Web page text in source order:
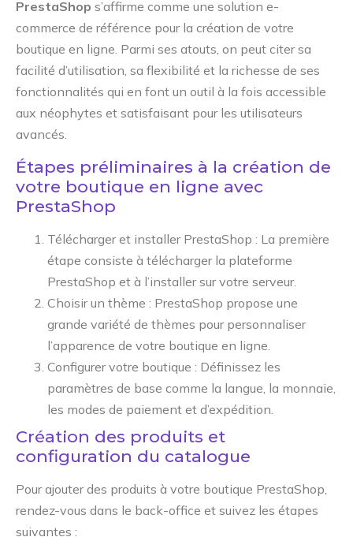
PrestaShop s’affirme comme une solution e-
commerce de référence pour la création de votre
boutique en ligne. Parmi ses atouts, on peut citer sa
facilité d’utilisation, sa flexibilité et la richesse de ses
fonctionnalités qui en font un outil à la fois accessible
aux néophytes et satisfaisant pour les utilisateurs
avancés.
Étapes préliminaires à la création de
votre boutique en ligne avec
PrestaShop
Télécharger et installer PrestaShop : La première
étape consiste à télécharger la plateforme
PrestaShop et à l’installer sur votre serveur.
Choisir un thème : PrestaShop propose une
grande variété de thèmes pour personnaliser
l’apparence de votre boutique en ligne.
Configurer votre boutique : Définissez les
paramètres de base comme la langue, la monnaie,
les modes de paiement et d’expédition.
Création des produits et
configuration du catalogue
Pour ajouter des produits à votre boutique PrestaShop,
rendez-vous dans le back-office et suivez les étapes
suivantes :